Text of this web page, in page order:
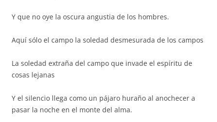
Y que no oye la oscura angustia de los hombres.
Aquí sólo el campo la soledad desmesurada de los campos
La soledad extraña del campo que invade el espíritu de
cosas lejanas
Y el silencio llega como un pájaro huraño al anochecer a
pasar la noche en el monte del alma.